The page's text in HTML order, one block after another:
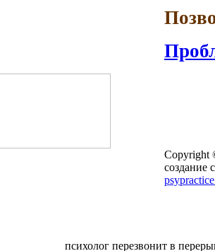
Copyright
создание
психолог перезвонит в